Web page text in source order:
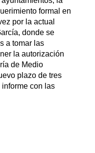
formal en
por la actual
donde se
a tomar las
la autorización
de Medio
plazo de tres
con las